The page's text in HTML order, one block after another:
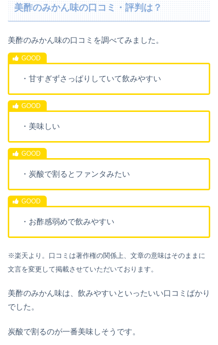
美酢のみかん味の口コミ・評判は？
美酢のみかん味の口コミを調べてみました。
・甘すぎずさっぱりしていて飲みやすい
・美味しい
・炭酸で割るとファンタみたい
・お酢感弱めで飲みやすい
※楽天より。口コミは著作権の関係上、文章の意味はそのままに
文言を変更して掲載させていただいております。
美酢のみかん味は、飲みやすいといったいい口コミばかり
でした。
炭酸で割るのが一番美味しそうです。